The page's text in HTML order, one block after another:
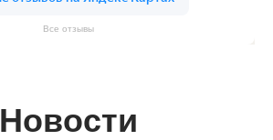
Все отзывы
Новости